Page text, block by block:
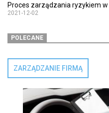
Proces zarządzania ryzykiem
2021-12-02
POLECANE
ZARZĄDZANIE FIRMĄ